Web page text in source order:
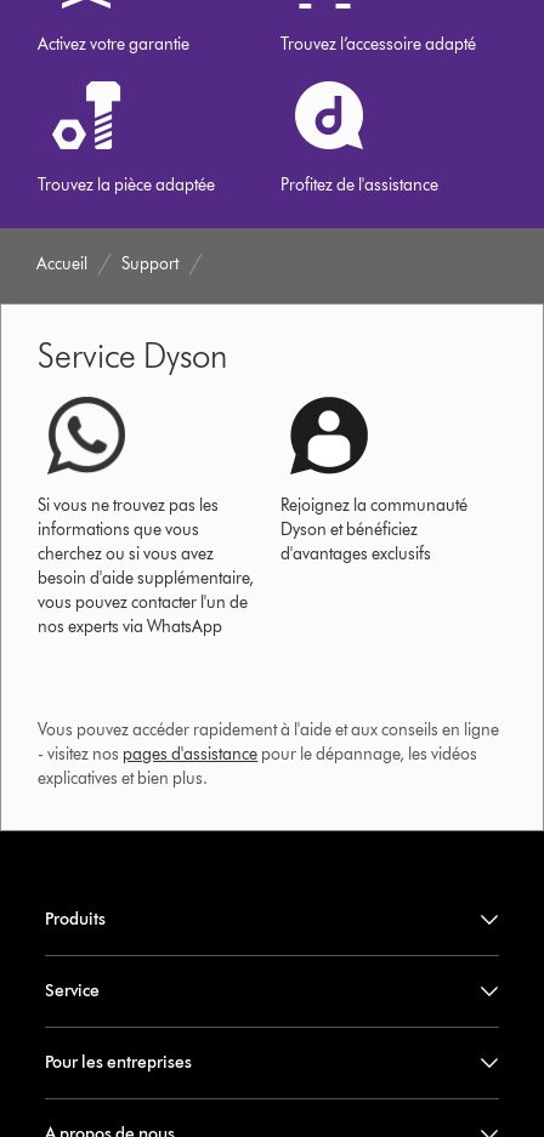
Activez votre garantie Trouvez l’accessoire adapté
Trouvez la pièce adaptée Profitez de l'assistance
Accueil Support
Service Dyson
Si vous ne trouvez pas les
informations que vous
cherchez ou si vous avez
besoin d'aide supplémentaire,
vous pouvez contacter l'un de
nos experts via WhatsApp
Rejoignez la communauté
Dyson et bénéficiez
d'avantages exclusifs
Vous pouvez accéder rapidement à l'aide et aux conseils en ligne
- visitez nos pages d'assistance pour le dépannage, les vidéos
explicatives et bien plus.​
Produits
Service
Pour les entreprises